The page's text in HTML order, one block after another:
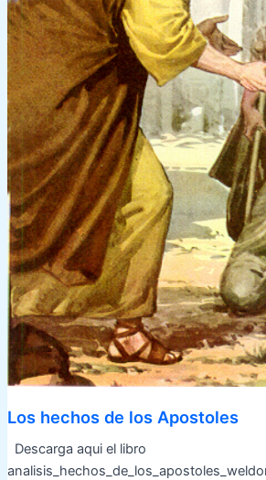
Los hechos de los Apostoles
Descarga aqui el libro